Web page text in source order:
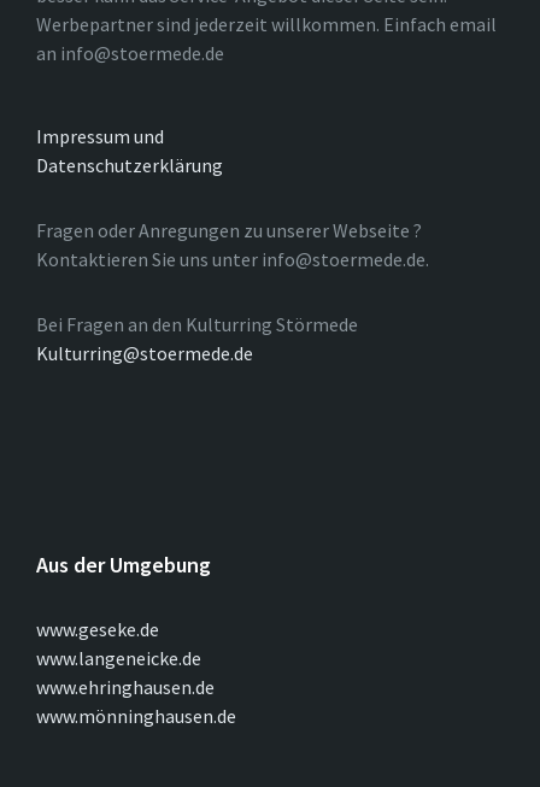
Werbepartner sind jederzeit willkommen. Einfach email
an info@stoermede.de
Impressum und
Datenschutzerklärung
Fragen oder Anregungen zu unserer Webseite ?
Kontaktieren Sie uns unter info@stoermede.de.
Bei Fragen an den Kulturring Störmede
Kulturring@stoermede.de
Aus der Umgebung
www.geseke.de
www.langeneicke.de
www.ehringhausen.de
www.mönninghausen.de